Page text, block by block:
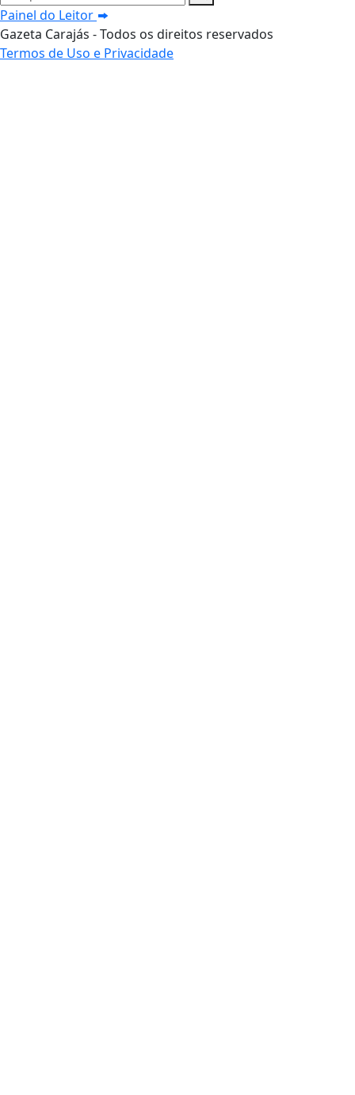
Painel do Leitor
Gazeta Carajás - Todos os direitos reservados
Termos de Uso e Privacidade